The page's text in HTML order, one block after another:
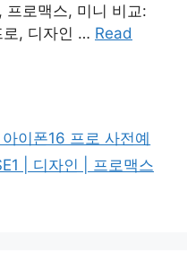
로맥스, 미니 비교:
로, 디자인 … Read
이폰16 프로 사전예
| 디자인 | 프로맥스